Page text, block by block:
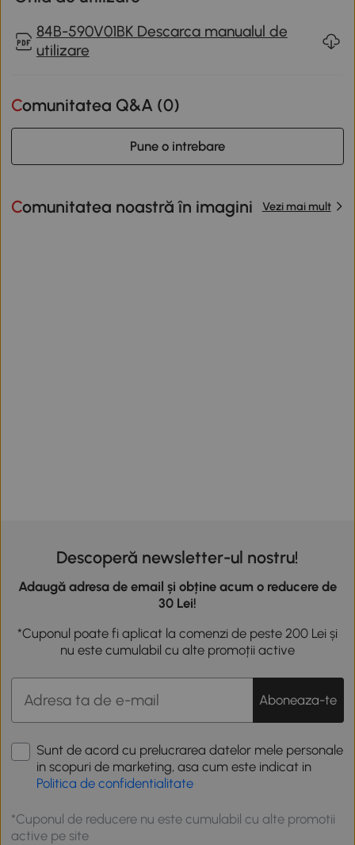
84B-590V01BK Descarca manualul de
utilizare
Comunitatea Q&A (0)
Pune o intrebare
Comunitatea noastră în imagini Vezi mai mult
Descoperă newsletter-ul nostru!
Adaugă adresa de email și obține acum o reducere de
30 Lei!
*Cuponul poate fi aplicat la comenzi de peste 200 Lei și
nu este cumulabil cu alte promoții active
Aboneaza-te
Sunt de acord cu prelucrarea datelor mele personale
in scopuri de marketing, asa cum este indicat in
Politica de confidentialitate
*Cuponul de reducere nu este cumulabil cu alte promotii
active pe site